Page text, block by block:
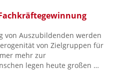
von Auszubildenden werden
von Zielgruppen für
mehr zur
legen heute großen …